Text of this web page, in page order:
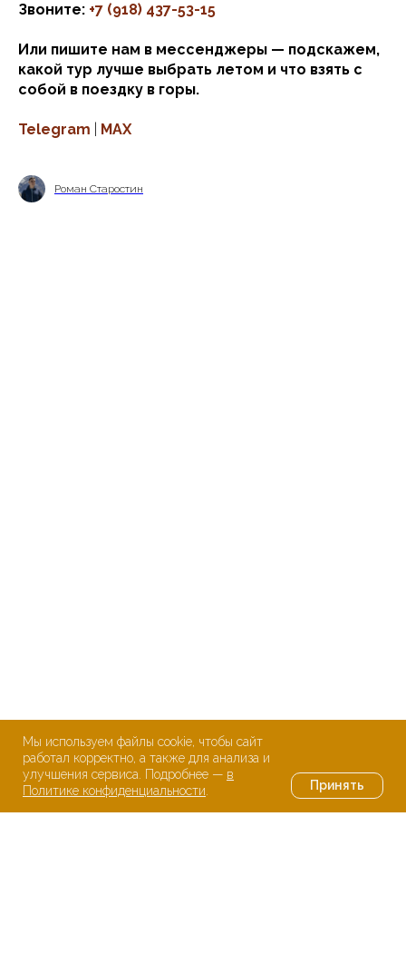
Мы используем файлы cookie, чтобы сайт
работал корректно, а также для анализа и
улучшения сервиса. Подробнее — в
Политике конфиденциальности
Принять
Звоните: +7 (918) 437-53-15
Или пишите нам в мессенджеры — подскажем,
какой тур лучше выбрать летом и что взять с
собой в поездку в горы.
Telegram MAX
Роман Старостин